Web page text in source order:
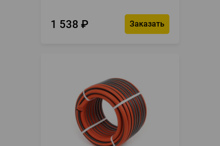
1 538 ₽ Заказать